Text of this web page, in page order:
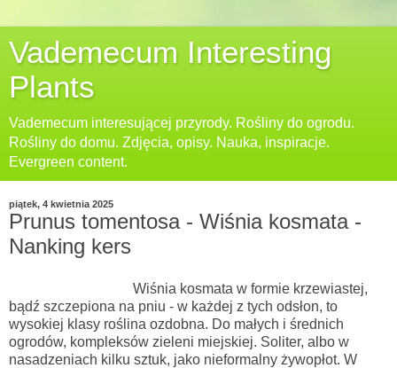
Vademecum Interesting
Plants
Vademecum interesującej przyrody. Rośliny do ogrodu.
Rośliny do domu. Zdjęcia, opisy. Nauka, inspiracje.
Evergreen content.
piątek, 4 kwietnia 2025
Prunus tomentosa - Wiśnia kosmata -
Nanking kers
Wiśnia kosmata w formie krzewiastej,
bądź szczepiona na pniu - w każdej z tych odsłon, to
wysokiej klasy roślina ozdobna. Do małych i średnich
ogrodów, kompleksów zieleni miejskiej. Soliter, albo w
nasadzeniach kilku sztuk, jako nieformalny żywopłot. W